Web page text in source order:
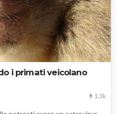
i primati veicolano
1.3k